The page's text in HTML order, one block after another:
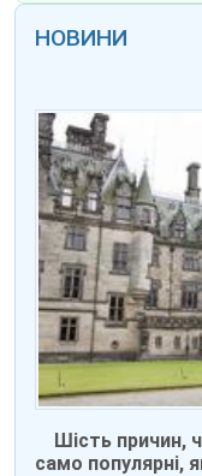
НОВИНИ
Шість причин,
само популярні,